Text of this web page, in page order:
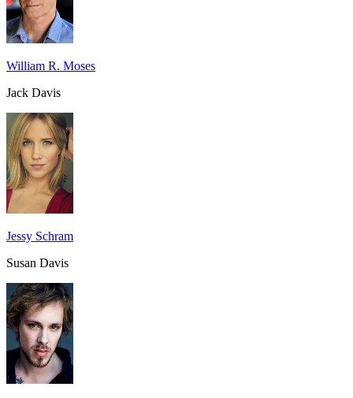
William R. Moses
Jack Davis
Jessy Schram
Susan Davis